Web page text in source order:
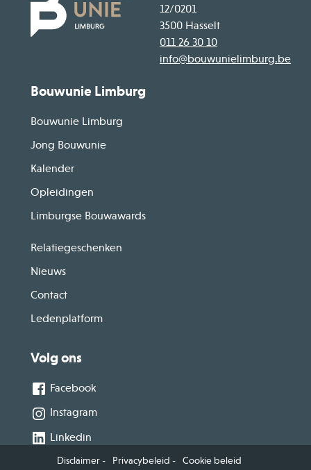
12/0201
3500 Hasselt
011 26 30 10
info@bouwunielimburg.be
Bouwunie Limburg
Bouwunie Limburg
Jong Bouwunie
Kalender
Opleidingen
Limburgse Bouwawards
Relatiegeschenken
Nieuws
Contact
Ledenplatform
Volg ons
Facebook
Instagram
Linkedin
Disclaimer Privacybeleid Cookie beleid